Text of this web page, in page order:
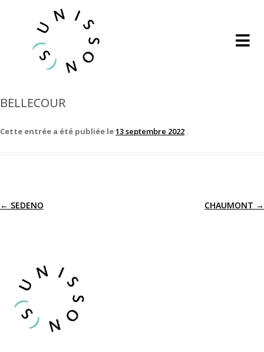
BELLECOUR
Cette entrée a été publiée le13 septembre 2022 .
Navigation
articles
← SEDENO CHAUMONT →